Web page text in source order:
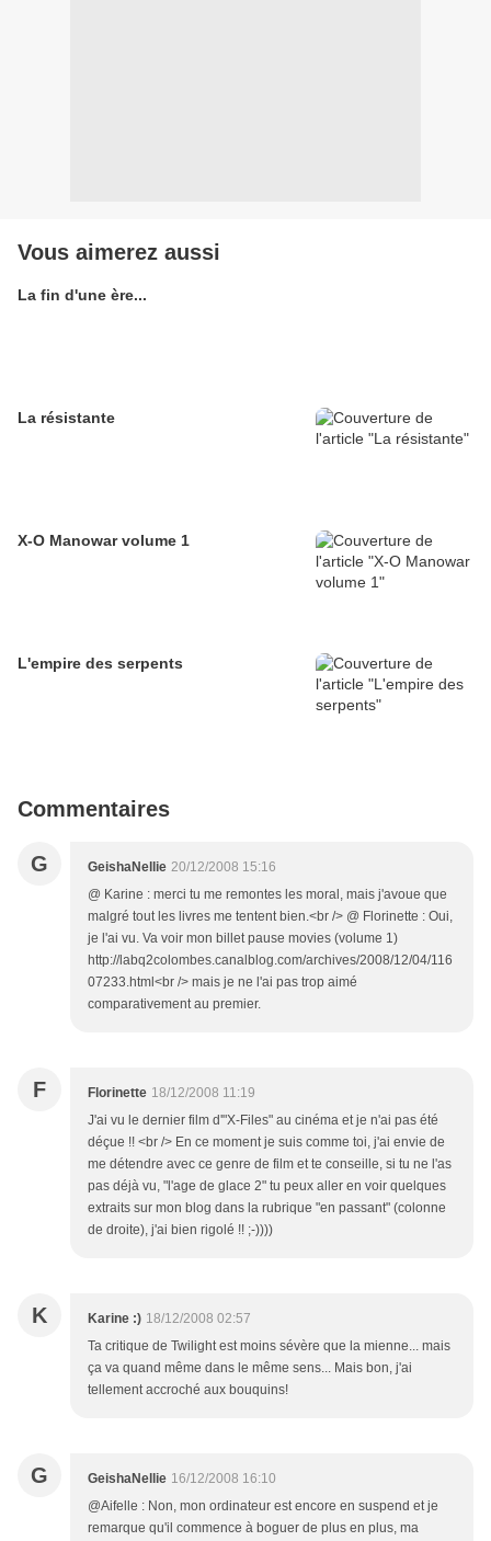
Vous aimerez aussi
La fin d'une ère...
La résistante
X-O Manowar volume 1
L'empire des serpents
Commentaires
G GeishaNellie 20/12/2008 15:16
@ Karine : merci tu me remontes les moral, mais j'avoue que
malgré tout les livres me tentent bien.<br /> @ Florinette : Oui,
je l'ai vu. Va voir mon billet pause movies (volume 1)
http://labq2colombes.canalblog.com/archives/2008/12/04/116
07233.html<br /> mais je ne l'ai pas trop aimé
comparativement au premier.
F Florinette 18/12/2008 11:19
J'ai vu le dernier film d'"X-Files" au cinéma et je n'ai pas été
déçue !! <br /> En ce moment je suis comme toi, j'ai envie de
me détendre avec ce genre de film et te conseille, si tu ne l'as
pas déjà vu, "l'age de glace 2" tu peux aller en voir quelques
extraits sur mon blog dans la rubrique "en passant" (colonne
de droite), j'ai bien rigolé !! ;-))))
K Karine :) 18/12/2008 02:57
Ta critique de Twilight est moins sévère que la mienne... mais
ça va quand même dans le même sens... Mais bon, j'ai
tellement accroché aux bouquins!
G GeishaNellie 16/12/2008 16:10
@Aifelle : Non, mon ordinateur est encore en suspend et je
remarque qu'il commence à boguer de plus en plus, ma